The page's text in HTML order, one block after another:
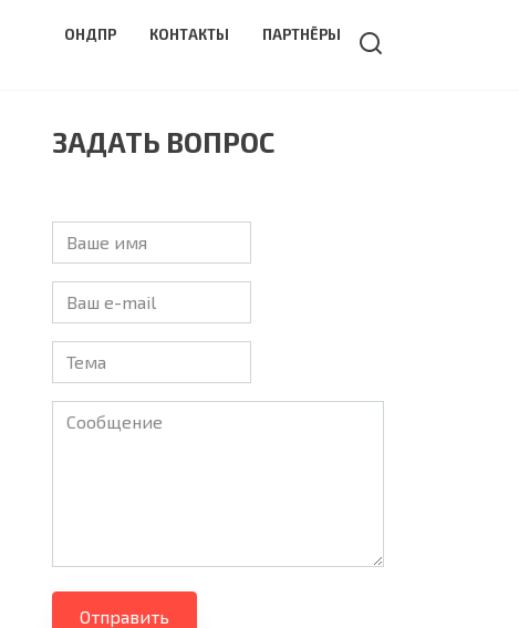
ОНДПР КОНТАКТЫ ПАРТНЁРЫ
ЗАДАТЬ ВОПРОС
Отправить